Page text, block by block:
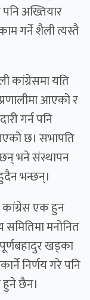
अख्तियार
गर्ने शैली त्यस्तै
कांग्रेसमा यति
आएको र
गर्न पनि
छ। सभापति
भने संस्थापन
भन्छन्।
कांग्रेस एक हुन
मनोनित
खड्का
निर्णय गरे पनि
हुने छैन।